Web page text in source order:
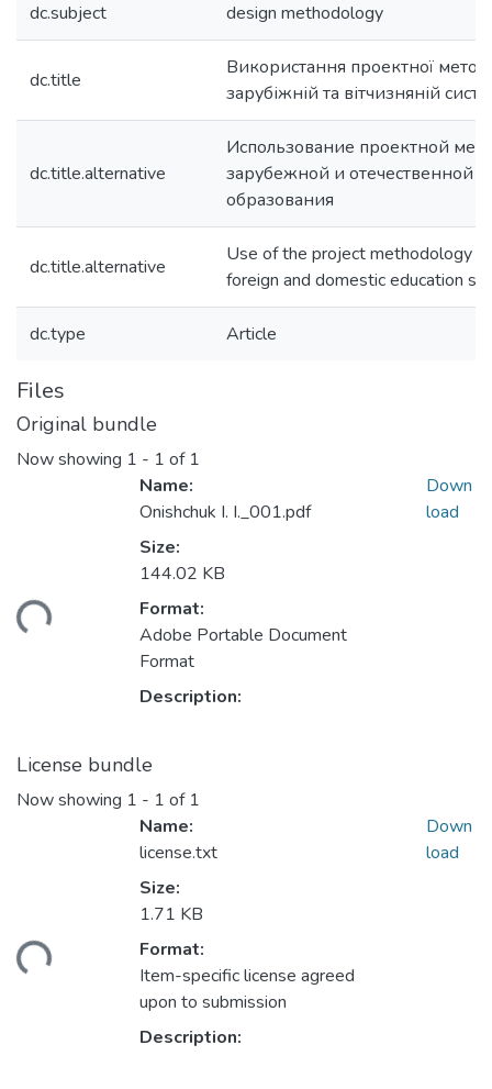
dc.subject design methodology
dc.title
Використання проектної
зарубіжній та вітчизняній
dc.title.alternative
Использование проектной
зарубежной и отечественной
образования
dc.title.alternative
Use of the project methodology
foreign and domestic education
dc.type Article
Files
Original bundle
Now showing 1 - 1 of 1
Name:
Onishchuk I. I._001.pdf
Size:
144.02 KB
Format:
Adobe Portable Document
Format
Description:
Down
load
License bundle
Now showing 1 - 1 of 1
Name:
license.txt
Size:
1.71 KB
Format:
Item-specific license agreed
upon to submission
Description:
Down
load